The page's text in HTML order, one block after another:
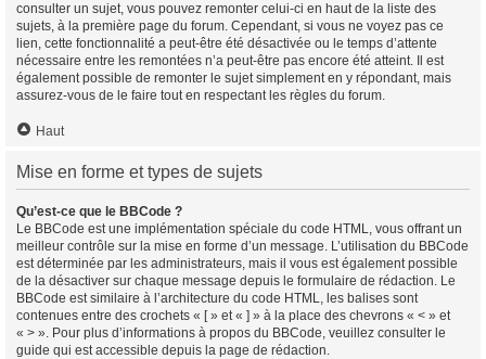
consulter un sujet, vous pouvez remonter celui-ci en haut de la liste des
sujets, à la première page du forum. Cependant, si vous ne voyez pas ce
lien, cette fonctionnalité a peut-être été désactivée ou le temps d’attente
nécessaire entre les remontées n’a peut-être pas encore été atteint. Il est
également possible de remonter le sujet simplement en y répondant, mais
assurez-vous de le faire tout en respectant les règles du forum.
Haut
Mise en forme et types de sujets
Qu’est-ce que le BBCode ?
Le BBCode est une implémentation spéciale du code HTML, vous offrant un
meilleur contrôle sur la mise en forme d’un message. L’utilisation du BBCode
est déterminée par les administrateurs, mais il vous est également possible
de la désactiver sur chaque message depuis le formulaire de rédaction. Le
BBCode est similaire à l’architecture du code HTML, les balises sont
contenues entre des crochets « [ » et « ] » à la place des chevrons « < » et
« > ». Pour plus d’informations à propos du BBCode, veuillez consulter le
guide qui est accessible depuis la page de rédaction.